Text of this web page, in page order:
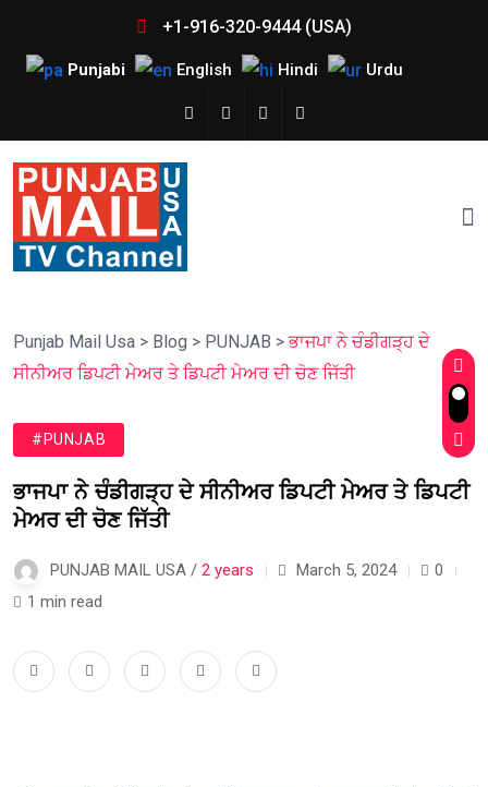
+1-916-320-9444 (USA)
Punjabi English Hindi Urdu
Punjab Mail Usa > Blog > PUNJAB >ਭਾਜਪਾ ਨੇ ਚੰਡੀਗੜ੍ਹ ਦੇ
ਸੀਨੀਅਰ ਡਿਪਟੀ ਮੇਅਰ ਤੇ ਡਿਪਟੀ ਮੇਅਰ ਦੀ ਚੋਣ ਜਿੱਤੀ
#PUNJAB
ਭਾਜਪਾ ਨੇ ਚੰਡੀਗੜ੍ਹ ਦੇ ਸੀਨੀਅਰ ਡਿਪਟੀ ਮੇਅਰ ਤੇ ਡਿਪਟੀ
ਮੇਅਰ ਦੀ ਚੋਣ ਜਿੱਤੀ
PUNJAB MAIL USA / 2 years March 5, 2024
0
1 min read